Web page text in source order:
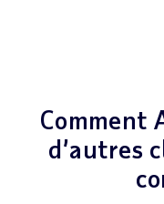
Comment
d’autres